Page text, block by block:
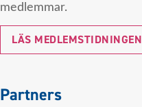
medlemmar.
LÄS MEDLEMSTIDNINGEN
Partners